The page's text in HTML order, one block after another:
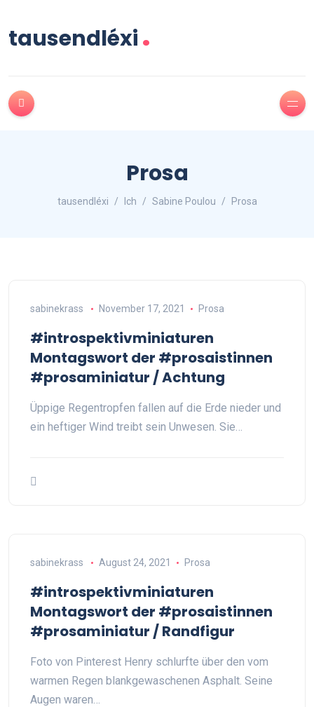
tausendléxi.
Prosa
tausendléxi Ich Sabine Poulou Prosa
sabinekrass November 17, 2021 Prosa
#introspektivminiaturen
Montagswort der #prosaistinnen
#prosaminiatur / Achtung
Üppige Regentropfen fallen auf die Erde nieder und
ein heftiger Wind treibt sein Unwesen. Sie…
sabinekrass August 24, 2021 Prosa
#introspektivminiaturen
Montagswort der #prosaistinnen
#prosaminiatur / Randfigur
Foto von Pinterest Henry schlurfte über den vom
warmen Regen blankgewaschenen Asphalt. Seine
Augen waren…